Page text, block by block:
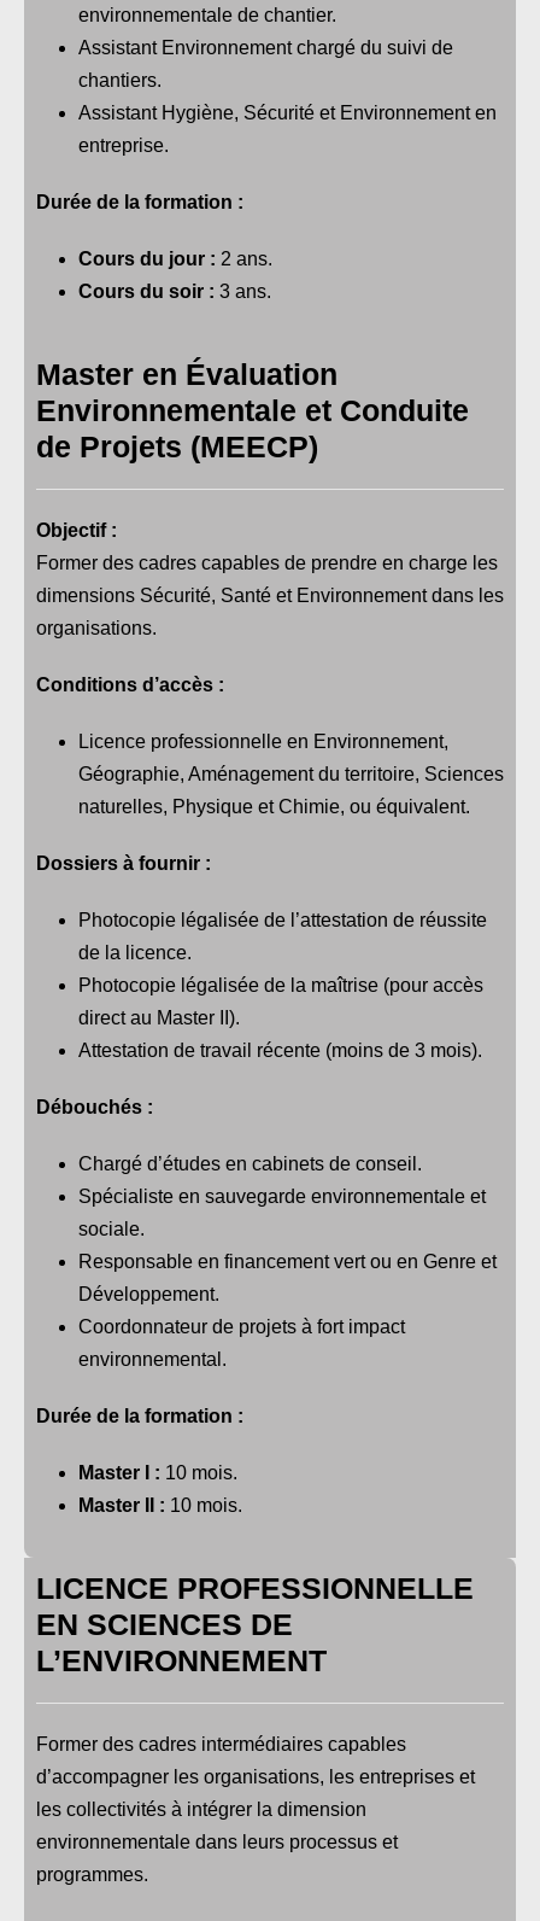
environnementale de chantier.
Assistant Environnement chargé du suivi de
chantiers.
Assistant Hygiène, Sécurité et Environnement en
entreprise.
Durée de la formation :
Cours du jour : 2 ans.
Cours du soir : 3 ans.
Master en Évaluation
Environnementale et Conduite
de Projets (MEECP)
Objectif :
Former des cadres capables de prendre en charge les
dimensions Sécurité, Santé et Environnement dans les
organisations.
Conditions d’accès :
Licence professionnelle en Environnement,
Géographie, Aménagement du territoire, Sciences
naturelles, Physique et Chimie, ou équivalent.
Dossiers à fournir :
Photocopie légalisée de l’attestation de réussite
de la licence.
Photocopie légalisée de la maîtrise (pour accès
direct au Master II).
Attestation de travail récente (moins de 3 mois).
Débouchés :
Chargé d’études en cabinets de conseil.
Spécialiste en sauvegarde environnementale et
sociale.
Responsable en financement vert ou en Genre et
Développement.
Coordonnateur de projets à fort impact
environnemental.
Durée de la formation :
Master I : 10 mois.
Master II : 10 mois.
LICENCE PROFESSIONNELLE
EN SCIENCES DE
L’ENVIRONNEMENT
Former des cadres intermédiaires capables
d’accompagner les organisations, les entreprises et
les collectivités à intégrer la dimension
environnementale dans leurs processus et
programmes.